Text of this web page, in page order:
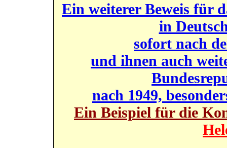
Ein weiterer Beweis für
in
sofort nach
und ihnen auch
nach 1949,
Ein Beispiel für die